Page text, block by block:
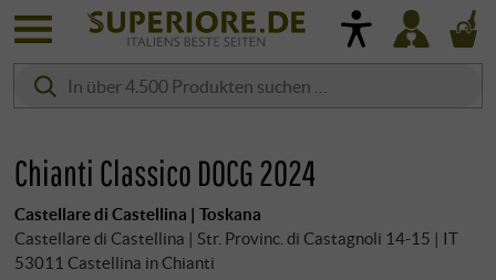
Chianti Classico DOCG 2024
Castellare di Castellina | Toskana
Castellare di Castellina | Str. Provinc. di Castagnoli 14-15 | IT
53011 Castellina in Chianti